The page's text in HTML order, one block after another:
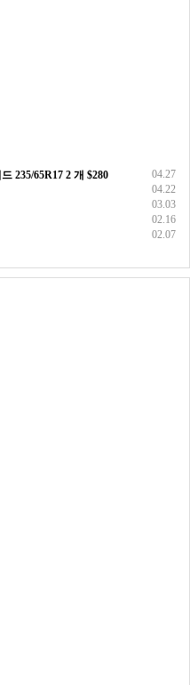
04.27
235/65R17 2 개 $280
04.22
03.03
02.16
02.07